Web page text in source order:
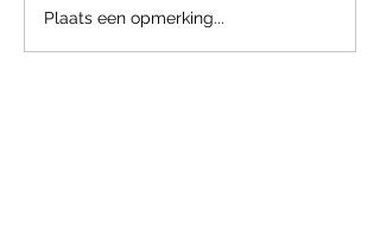
Plaats een opmerking...